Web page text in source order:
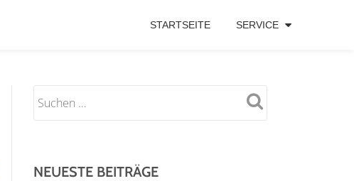
STARTSEITE SERVICE
NEUESTE BEITRÄGE